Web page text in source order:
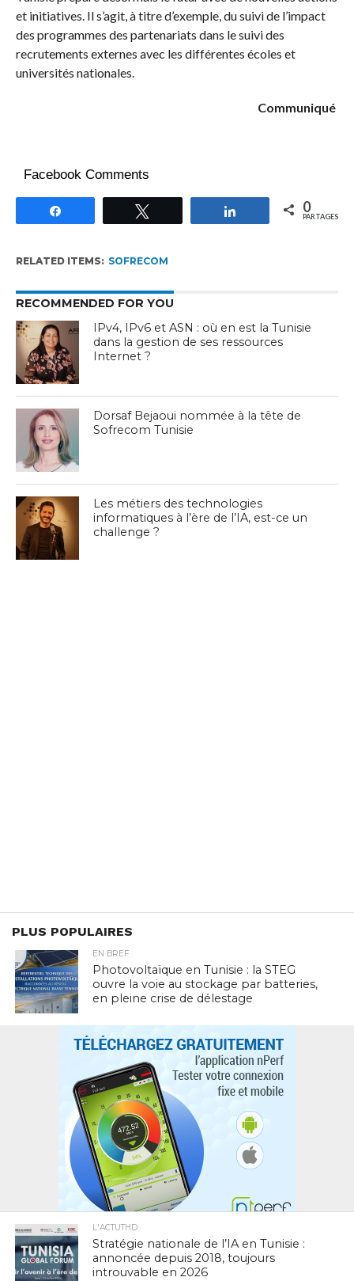
et initiatives. Il s’agit, à titre d’exemple, du suivi de l’impact
des programmes des partenariats dans le suivi des
recrutements externes avec les différentes écoles et
universités nationales.
Communiqué
Facebook Comments
Partagez 0
PARTAGES
RELATED ITEMS: SOFRECOM
RECOMMENDED FOR YOU
IPv4, IPv6 et ASN : où en est la Tunisie
dans la gestion de ses ressources
Internet ?
Dorsaf Bejaoui nommée à la tête de
Sofrecom Tunisie
Les métiers des technologies
informatiques à l’ère de l’IA, est-ce un
challenge ?
PLUS POPULAIRES
EN BREF
Photovoltaïque en Tunisie : la STEG
ouvre la voie au stockage par batteries,
en pleine crise de délestage
L'ACTUTHD
Stratégie nationale de l’IA en Tunisie :
annoncée depuis 2018, toujours
introuvable en 2026